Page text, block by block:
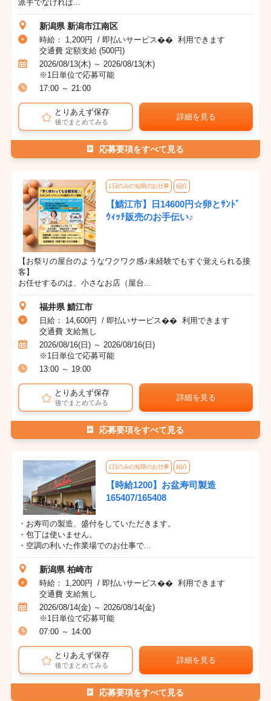
派手でなければ...
新潟県 新潟市江南区
時給： 1,200円 / 即払いサービス�� 利用できます
交通費 定額支給 (500円)
2026/08/13(木) ～ 2026/08/13(木)
※1日単位で応募可能
17:00 ～ 21:00
とりあえず保存
後でまとめてみる
詳細を見る
応募要項をすべて見る
1日のみの短期のお仕事 紹介
【鯖江市】日14600円☆卵とｻﾝﾄﾞ
ｳｨｯﾁ販売のお手伝い♪
【お祭りの屋台のようなワクワク感♪未経験でもすぐ覚えられる接
客】
お任せするのは、小さなお店（屋台...
福井県 鯖江市
日給： 14,600円 / 即払いサービス�� 利用できます
交通費 支給無し
2026/08/16(日) ～ 2026/08/16(日)
※1日単位で応募可能
13:00 ～ 19:00
とりあえず保存
後でまとめてみる
詳細を見る
応募要項をすべて見る
1日のみの短期のお仕事 紹介
【時給1200】お盆寿司製造
165407/165408
・お寿司の製造、盛付をしていただきます。
・包丁は使いません。
・空調の利いた作業場でのお仕事で...
新潟県 柏崎市
時給： 1,200円 / 即払いサービス�� 利用できます
交通費 支給無し
2026/08/14(金) ～ 2026/08/14(金)
※1日単位で応募可能
07:00 ～ 14:00
とりあえず保存
後でまとめてみる
詳細を見る
応募要項をすべて見る